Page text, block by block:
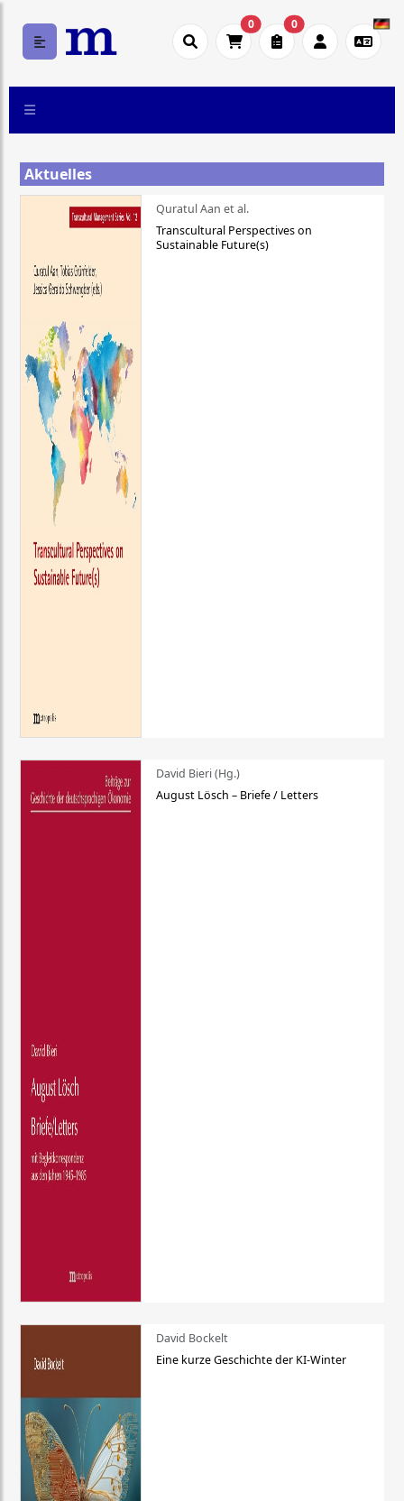
0 0
Aktuelles
Quratul Aan et al.
Transcultural Perspectives on
Sustainable Future(s)
David Bieri (Hg.)
August Lösch – Briefe / Letters
David Bockelt
Eine kurze Geschichte der KI-Winter